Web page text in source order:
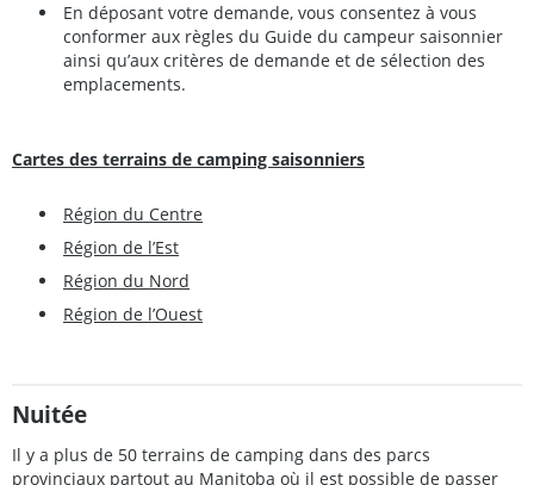
En déposant votre demande, vous consentez à vous
conformer aux règles du Guide du campeur saisonnier
ainsi qu’aux critères de demande et de sélection des
emplacements.
Cartes des terrains de camping saisonniers
Région du Centre
Région de l’Est
Région du Nord
Région de l’Ouest
Nuitée
Il y a plus de 50 terrains de camping dans des parcs
provinciaux partout au Manitoba où il est possible de passer